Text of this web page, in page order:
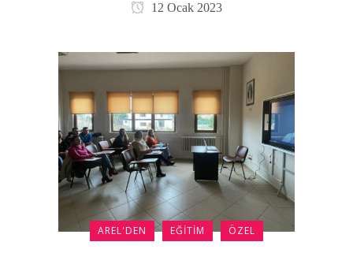
12 Ocak 2023
AREL'DEN EĞITIM ÖZEL